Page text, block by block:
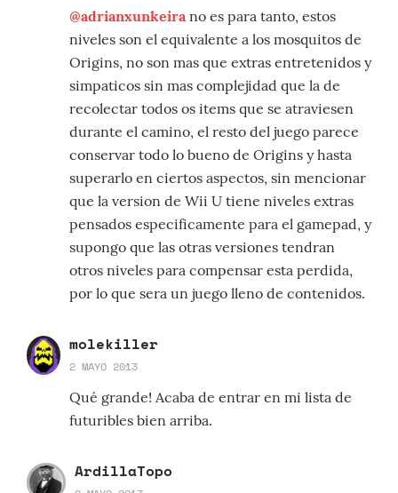
@adrianxunkeirano es para tanto, estos
niveles son el equivalente a los mosquitos de
Origins, no son mas que extras entretenidos y
simpaticos sin mas complejidad que la de
recolectar todos os items que se atraviesen
durante el camino, el resto del juego parece
conservar todo lo bueno de Origins y hasta
superarlo en ciertos aspectos, sin mencionar
que la version de Wii U tiene niveles extras
pensados especificamente para el gamepad, y
supongo que las otras versiones tendran
otros niveles para compensar esta perdida,
por lo que sera un juego lleno de contenidos.
molekiller
2 MAYO 2013
Qué grande! Acaba de entrar en mi lista de
futuribles bien arriba.
ArdillaTopo